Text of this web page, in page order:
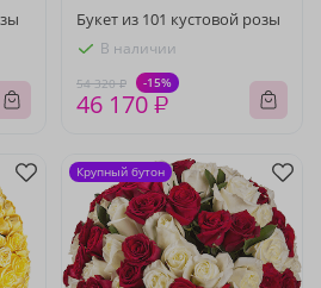
Букет из 101 кустовой розы
В наличии
54 320 ₽ -15%
46 170 ₽
Крупный бутон